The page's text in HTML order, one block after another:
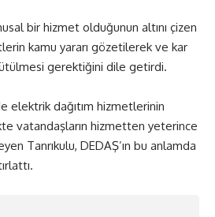
bir hizmet olduğunun altını çizen
kamu yararı gözetilerek ve kar
gerektiğini dile getirdi.
elektrik dağıtım hizmetlerinin
vatandaşların hizmetten yeterince
Tanrıkulu, DEDAŞ’ın bu anlamda